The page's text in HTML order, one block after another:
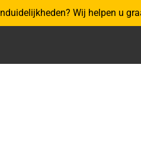
Wij helpen u